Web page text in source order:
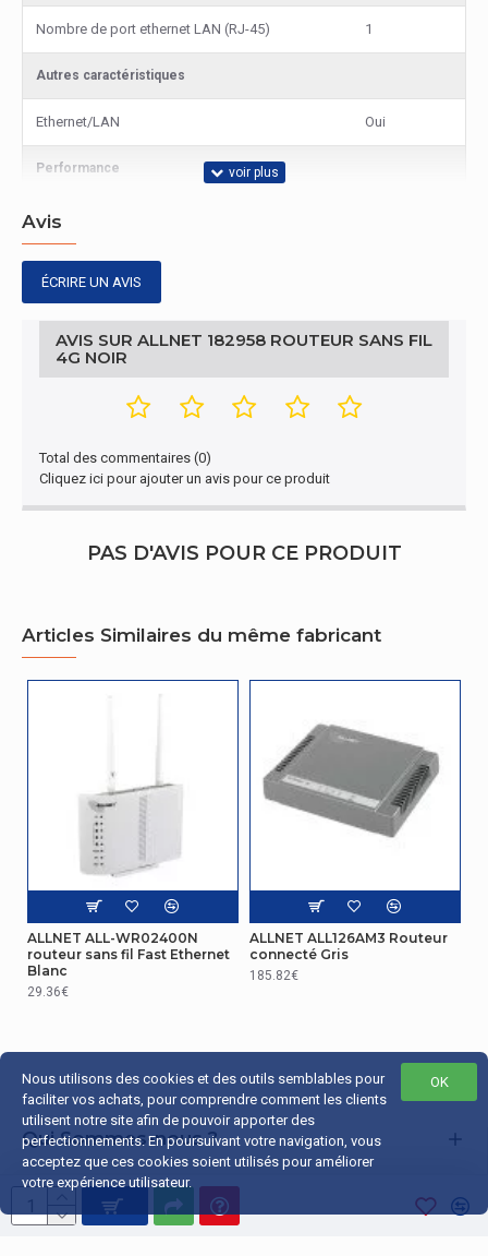
Nombre de port ethernet LAN (RJ-45) 1
Autres caractéristiques
Ethernet/LAN Oui
Performance
Type de source d'alimentation
Réseau
Normes 4G
Génération de réseau mobile
3G Oui
4G Oui
Emplacement(s) de carte mémoire
WAN connection
Ethernet WAN
DSL WAN Non
Emplacement de carte SIM
Avis
ÉCRIRE UN AVIS
AVIS SUR ALLNET 182958 ROUTEUR SANS FIL
4G NOIR
Total des commentaires (0)
Cliquez ici pour ajouter un avis pour ce produit
PAS D'AVIS POUR CE PRODUIT
Articles Similaires du même fabricant
ALLNET ALL-WR02400N
routeur sans fil Fast Ethernet
Blanc
29.36€
ALLNET ALL126AM3 Routeur
connecté Gris
185.82€
Qui Sommes-nous ?
Liens Utiles
OK
Nous utilisons des cookies et des outils semblables pour
faciliter vos achats, pour comprendre comment les clients
utilisent notre site afin de pouvoir apporter des
perfectionnements. En poursuivant votre navigation, vous
acceptez que ces cookies soient utilisés pour améliorer
votre expérience utilisateur.